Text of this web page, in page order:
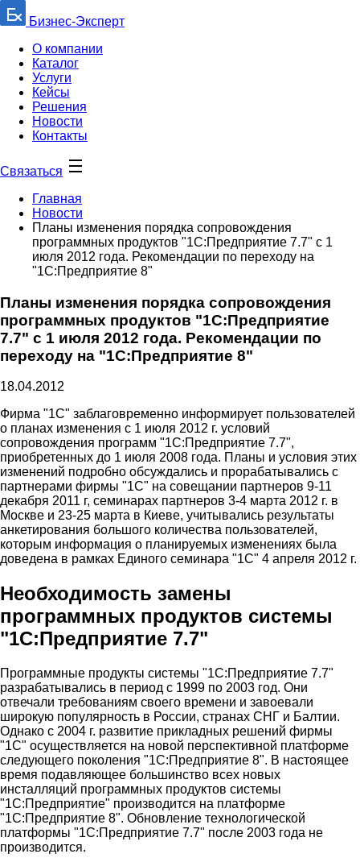
Бизнес-Эксперт
О компании
Каталог
Услуги
Кейсы
Решения
Новости
Контакты
Связаться
Главная
Новости
Планы изменения порядка сопровождения
программных продуктов "1С:Предприятие 7.7" с 1
июля 2012 года. Рекомендации по переходу на
"1С:Предприятие 8"
Планы изменения порядка сопровождения
программных продуктов "1С:Предприятие
7.7" с 1 июля 2012 года. Рекомендации по
переходу на "1С:Предприятие 8"
18.04.2012
Фирма "1С" заблаговременно информирует пользователей
о планах изменения с 1 июля 2012 г. условий
сопровождения программ "1С:Предприятие 7.7",
приобретенных до 1 июля 2008 года. Планы и условия этих
изменений подробно обсуждались и прорабатывались с
партнерами фирмы "1С" на совещании партнеров 9-11
декабря 2011 г, семинарах партнеров 3-4 марта 2012 г. в
Москве и 23-25 марта в Киеве, учитывались результаты
анкетирования большого количества пользователей,
которым информация о планируемых изменениях была
доведена в рамках Единого семинара "1С" 4 апреля 2012 г.
Необходимость замены
программных продуктов системы
"1С:Предприятие 7.7"
Программные продукты системы "1С:Предприятие 7.7"
разрабатывались в период с 1999 по 2003 год. Они
отвечали требованиям своего времени и завоевали
широкую популярность в России, странах СНГ и Балтии.
Однако с 2004 г. развитие прикладных решений фирмы
"1С" осуществляется на новой перспективной платформе
следующего поколения "1С:Предприятие 8". В настоящее
время подавляющее большинство всех новых
инсталляций программных продуктов системы
"1С:Предприятие" производится на платформе
"1C:Предприятие 8". Обновление технологической
платформы "1С:Предприятие 7.7" после 2003 года не
производится.